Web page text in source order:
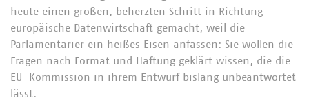
heute einen großen, beherzten Schritt in Richtung
europäische Datenwirtschaft gemacht, weil die
Parlamentarier ein heißes Eisen anfassen: Sie wollen die
Fragen nach Format und Haftung geklärt wissen, die die
EU-Kommission in ihrem Entwurf bislang unbeantwortet
lässt.